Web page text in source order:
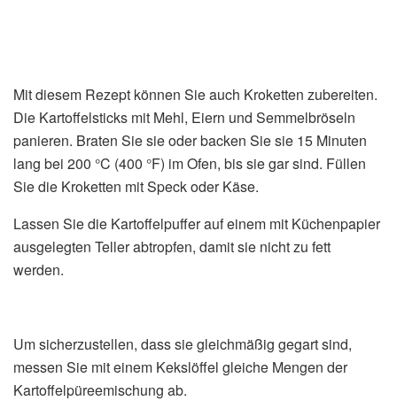
Mit diesem Rezept können Sie auch Kroketten zubereiten.
Die Kartoffelsticks mit Mehl, Eiern und Semmelbröseln
panieren. Braten Sie sie oder backen Sie sie 15 Minuten
lang bei 200 °C (400 °F) im Ofen, bis sie gar sind. Füllen
Sie die Kroketten mit Speck oder Käse.
Lassen Sie die Kartoffelpuffer auf einem mit Küchenpapier
ausgelegten Teller abtropfen, damit sie nicht zu fett
werden.
Um sicherzustellen, dass sie gleichmäßig gegart sind,
messen Sie mit einem Kekslöffel gleiche Mengen der
Kartoffelpüreemischung ab.